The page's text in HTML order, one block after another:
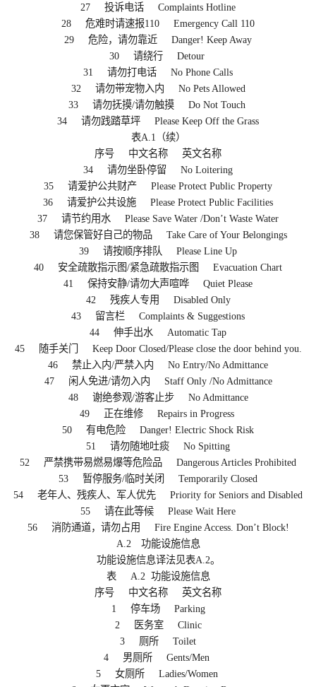
27 投诉电话 Complaints Hotline
28 危难时请速报110 Emergency Call 110
29 危险，请勿靠近 Danger! Keep Away
30 请绕行 Detour
31 请勿打电话 No Phone Calls
32 请勿带宠物入内 No Pets Allowed
33 请勿抚摸/请勿触摸 Do Not Touch
34 请勿践踏草坪 Please Keep Off the Grass
表A.1（续）
序号 中文名称 英文名称
34 请勿坐卧停留 No Loitering
35 请爱护公共财产 Please Protect Public Property
36 请爱护公共设施 Please Protect Public Facilities
37 请节约用水 Please Save Water /Don’t Waste Water
38 请您保管好自己的物品 Take Care of Your Belongings
39 请按顺序排队 Please Line Up
40 安全疏散指示图/紧急疏散指示图 Evacuation Chart
41 保持安静/请勿大声喧哗 Quiet Please
42 残疾人专用 Disabled Only
43 留言栏 Complaints & Suggestions
44 伸手出水 Automatic Tap
45 随手关门 Keep Door Closed/Please close the door behind you.
46 禁止入内/严禁入内 No Entry/No Admittance
47 闲人免进/请勿入内 Staff Only /No Admittance
48 谢绝参观/游客止步 No Admittance
49 正在维修 Repairs in Progress
50 有电危险 Danger! Electric Shock Risk
51 请勿随地吐痰 No Spitting
52 严禁携带易燃易爆等危险品 Dangerous Articles Prohibited
53 暂停服务/临时关闭 Temporarily Closed
54 老年人、残疾人、军人优先 Priority for Seniors and Disabled
55 请在此等候 Please Wait Here
56 消防通道，请勿占用 Fire Engine Access. Don’t Block!
A.2 功能设施信息
功能设施信息译法见表A.2。
表 A.2 功能设施信息
序号 中文名称 英文名称
1 停车场 Parking
2 医务室 Clinic
3 厕所 Toilet
4 男厕所 Gents/Men
5 女厕所 Ladies/Women